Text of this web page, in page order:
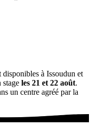
disponibles à Issoudun et
stage les 21 et 22 août.
un centre agréé par la